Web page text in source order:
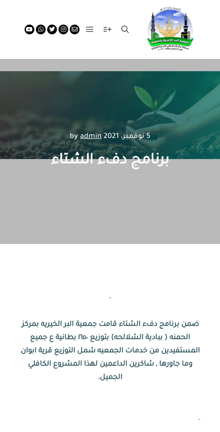
5 نوفمبر، 2021 by
admin
برنامج دفء الشتاء
–
ضمن برنامج دفء الشتاء قامت جمعية البر الخيريه بمركز
الحمنه ( ببادية الشلالحه) بتوزيع ١٦٥٠ بطانية ع جميع
المستفيدين من خدمات الجمعيه شمل التوزيع قرية ابوان
وما جاورها , شاكرين الداعمين لهذا المشروع الكافلي
الجميل.